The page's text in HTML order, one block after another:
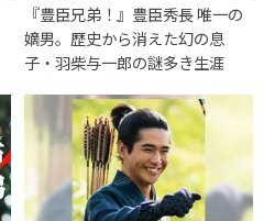
『豊臣兄弟！』豊臣秀長 唯一の
嫡男。歴史から消えた幻の息
子・羽柴与一郎の謎多き生涯